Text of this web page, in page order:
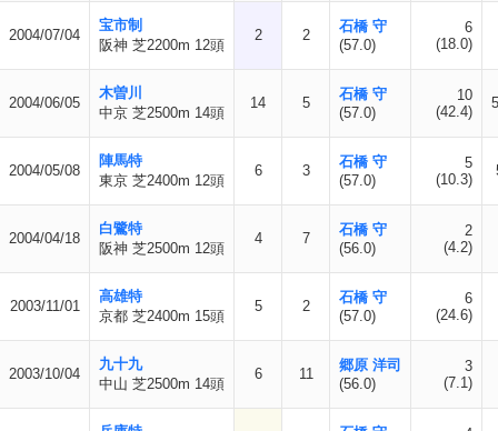
2004/07/04
宝市制
阪神 芝2200m 12頭
2 2
石橋 守
(57.0)
6
(18.0)
2004/06/05
木曽川
中京 芝2500m 14頭
14 5
石橋 守
(57.0)
10
(42.4)
2004/05/08
陣馬特
東京 芝2400m 12頭
6 3
石橋 守
(57.0)
5
(10.3)
2004/04/18
白鷺特
阪神 芝2500m 12頭
4 7
石橋 守
(56.0)
2
(4.2)
2003/11/01
高雄特
京都 芝2400m 15頭
5 2
石橋 守
(57.0)
6
(24.6)
2003/10/04
九十九
中山 芝2500m 14頭
6 11
郷原 洋司
(56.0)
3
(7.1)